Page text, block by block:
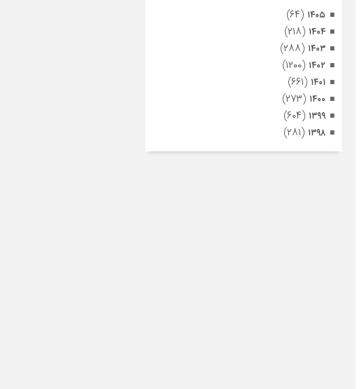
۱۴۰۵ (۶۴)
۱۴۰۴ (۲۱۸)
۱۴۰۳ (۲۸۸)
۱۴۰۲ (۱۲۰۰)
۱۴۰۱ (۶۶۱)
۱۴۰۰ (۲۷۳)
۱۳۹۹ (۶۰۴)
۱۳۹۸ (۲۸۱)